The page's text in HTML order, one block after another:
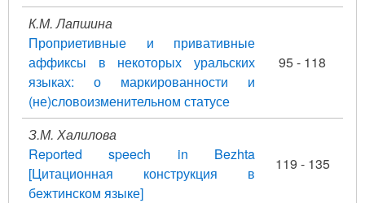
К.М. Лапшина
Проприетивные и привативные
аффиксы в некоторых уральских
языках: о маркированности и
(не)словоизменительном статусе
95 - 118
З.М. Халилова
Reported speech in Bezhta
[Цитационная конструкция в
бежтинском языке]
119 - 135